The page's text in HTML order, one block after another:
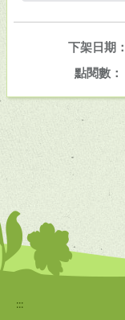
下架日期：
點閱數：
:::